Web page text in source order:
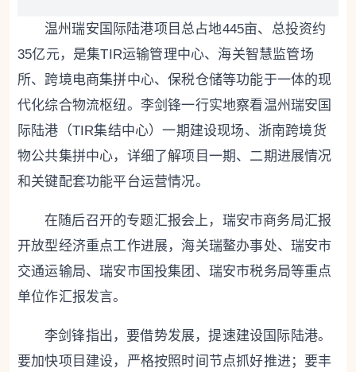
温州瑞安国际陆港项目总占地445亩、总投资约
35亿元，是集TIR运输管理中心、海关智慧监管场
所、跨境电商集拼中心、保税仓储等功能于一体的现
代化综合物流枢纽。李剑锋一行实地察看温州瑞安国
际陆港（TIR集结中心）一期建设现场、浙南跨境货
物公共集拼中心，详细了解项目一期、二期进展情况
和关键配套功能平台运营情况。
在随后召开的专题汇报会上，瑞安市商务局汇报
开放型经济重点工作进展，海关瑞鳌办事处、瑞安市
交通运输局、瑞安市国投集团、瑞安市税务局等重点
单位作汇报发言。
李剑锋指出，要借势发展，提速建设国际陆港。
要加快项目建设，严格按照时间节点抓好推进；要丰